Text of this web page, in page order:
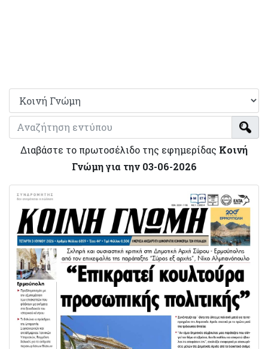
Διαβάστε το πρωτοσέλιδο της εφημερίδας Κοινή
Γνώμη για την 03-06-2026